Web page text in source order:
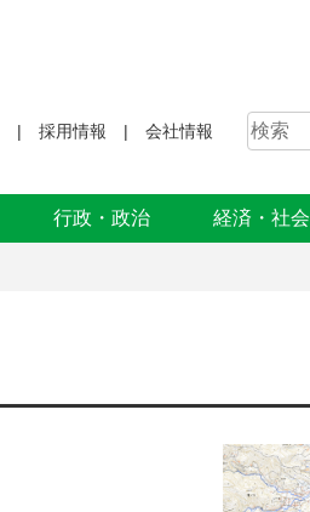
採用情報 会社情報
行政・政治 経済・社会